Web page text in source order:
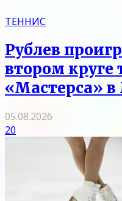
ТЕННИС
Рублев
втором круге
«Мастерса»
05.08.2026
20